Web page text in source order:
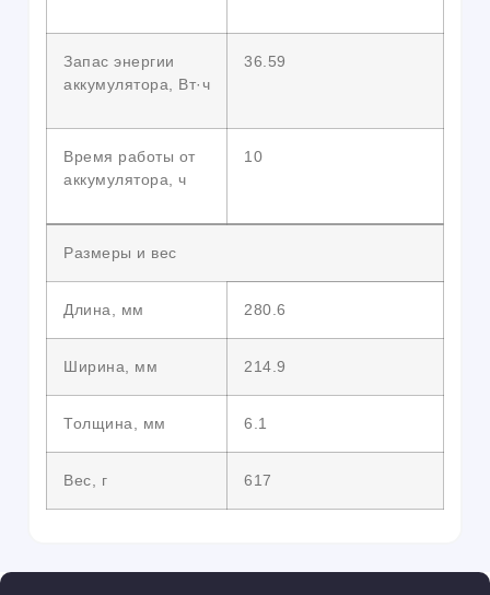
Запас энергии
аккумулятора, Вт·ч
36.59
Время работы от
аккумулятора, ч
10
Размеры и вес
Длина, мм 280.6
Ширина, мм 214.9
Толщина, мм 6.1
Вес, г 617